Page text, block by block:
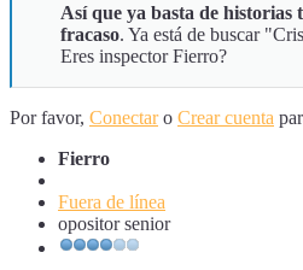
Así que ya basta de historias
fracaso. Ya está de buscar
Eres inspector Fierro?
Por favor, Conectaro Crear cuenta
Fierro
Fuera de línea
opositor senior